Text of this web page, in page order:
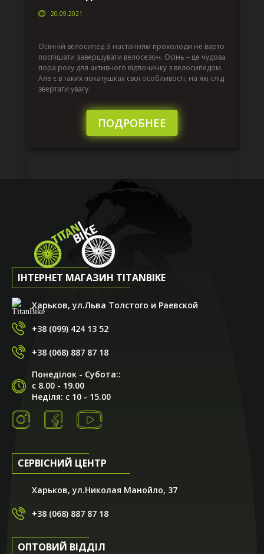
20.09.2021
Осінній велосипед З настанням прохолоди не варто
поспішати завершувати велосезон. Осінь – це чудова
пора року для активного відпочинку з велосипедом.
Але є в таких покатушках свої особливості, на які слід
звертати увагу.
ПОДРОБНЕЕ
ІНТЕРНЕТ МАГАЗИН TITANBIKE
Харьков, ул.Льва Толстого и Раевской
+38 (099) 424 13 52
+38 (068) 887 87 18
Понеділок - Субота::
с 8.00 - 19.00
Неділя: с 10 - 15.00
СЕРВІСНИЙ ЦЕНТР
Харьков, ул.Николая Манойло, 37
+38 (068) 887 87 18
ОПТОВИЙ ВІДДІЛ